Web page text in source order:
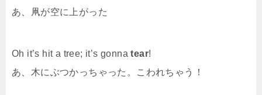
あ、凧が空に上がった
Oh it’s hit a tree; it’s gonna tear!
あ、木にぶつかっちゃった。こわれちゃう！